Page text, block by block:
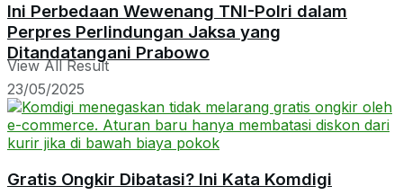
View All Result
Ini Perbedaan Wewenang TNI-Polri dalam
Perpres Perlindungan Jaksa yang
Ditandatangani Prabowo
23/05/2025
Gratis Ongkir Dibatasi? Ini Kata Komdigi